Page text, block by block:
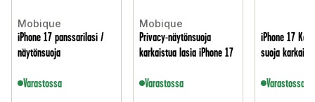
Mobique
iPhone 17 panssarilasi /
näytönsuoja
Varastossa
Mobique
Privacy-näytönsuoja
karkaistua lasia iPhone 17
Varastossa
iPhone 17
suoja
Varastossa